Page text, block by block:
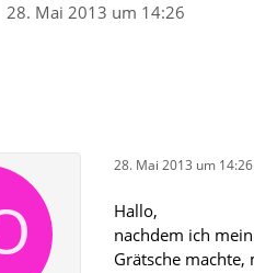
28. Mai 2013 um 14:26
28. Mai 2013 um 14:26
Hallo,
nachdem ich
Grätsche